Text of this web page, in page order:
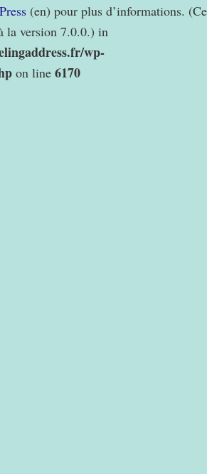
(en) pour plus d’informations. (Ce
la version 7.0.0.) in
wp-
on line 6170